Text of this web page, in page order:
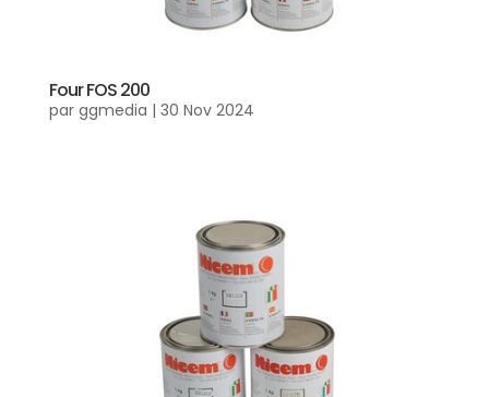
Four FOS 200
par ggmedia | 30 Nov 2024